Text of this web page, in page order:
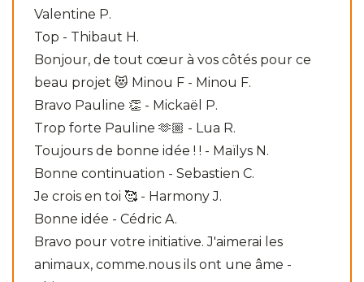
Valentine P.
Top - Thibaut H.
Bonjour, de tout cœur à vos côtés pour ce
beau projet 😻 Minou F - Minou F.
Bravo Pauline 👏 - Mickaël P.
Trop forte Pauline 🫶🏼 - Lua R.
Toujours de bonne idée ! ! - Maïlys N.
Bonne continuation - Sebastien C.
Je crois en toi 🥰 - Harmony J.
Bonne idée - Cédric A.
Bravo pour votre initiative. J'aimerai les
animaux, comme.nous ils ont une âme -